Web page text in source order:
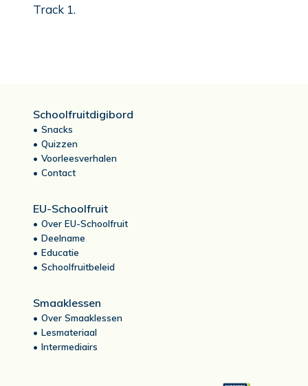
Track 1.
Schoolfruitdigibord
Snacks
Quizzen
Voorleesverhalen
Contact
EU-Schoolfruit
Over EU-Schoolfruit
Deelname
Educatie
Schoolfruitbeleid
Smaaklessen
Over Smaaklessen
Lesmateriaal
Intermediairs